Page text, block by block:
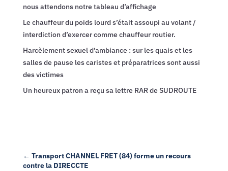
nous attendons notre tableau d’affichage
Le chauffeur du poids lourd s’était assoupi au volant /
interdiction d’exercer comme chauffeur routier.
Harcèlement sexuel d’ambiance : sur les quais et les
salles de pause les caristes et préparatrices sont aussi
des victimes
Un heureux patron a reçu sa lettre RAR de SUDROUTE
← Transport CHANNEL FRET (84) forme un recours
contre la DIRECCTE